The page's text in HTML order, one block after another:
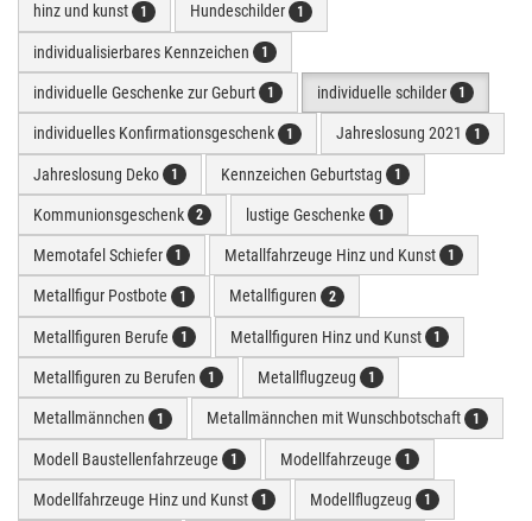
hinz und kunst 1 Hundeschilder 1
individualisierbares Kennzeichen 1
individuelle Geschenke zur Geburt 1 individuelle schilder 1
individuelles Konfirmationsgeschenk 1 Jahreslosung 2021 1
Jahreslosung Deko 1 Kennzeichen Geburtstag 1
Kommunionsgeschenk 2 lustige Geschenke 1
Memotafel Schiefer 1 Metallfahrzeuge Hinz und Kunst 1
Metallfigur Postbote 1 Metallfiguren 2
Metallfiguren Berufe 1 Metallfiguren Hinz und Kunst 1
Metallfiguren zu Berufen 1 Metallflugzeug 1
Metallmännchen 1 Metallmännchen mit Wunschbotschaft 1
Modell Baustellenfahrzeuge 1 Modellfahrzeuge 1
Modellfahrzeuge Hinz und Kunst 1 Modellflugzeug 1